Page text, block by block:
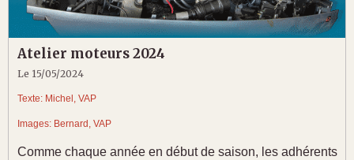
Atelier moteurs 2024
Le 15/05/2024
Texte: Michel, VAP
Images: Bernard, VAP
Comme chaque année en début de saison, les adhérents